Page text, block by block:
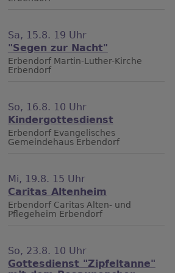
Sa, 15.8. 19 Uhr
"Segen zur Nacht"
Erbendorf Martin-Luther-Kirche
Erbendorf
So, 16.8. 10 Uhr
Kindergottesdienst
Erbendorf Evangelisches
Gemeindehaus Erbendorf
Mi, 19.8. 15 Uhr
Caritas Altenheim
Erbendorf Caritas Alten- und
Pflegeheim Erbendorf
So, 23.8. 10 Uhr
Gottesdienst "Zipfeltanne"